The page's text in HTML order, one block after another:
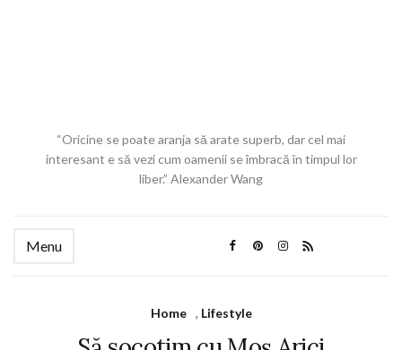
“Oricine se poate aranja să arate superb, dar cel mai
interesant e să vezi cum oamenii se îmbracă în timpul lor
liber.” Alexander Wang
Menu
Home , Lifestyle